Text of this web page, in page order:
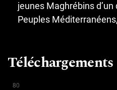
jeunes Maghrébins
Peuples
Téléchargements